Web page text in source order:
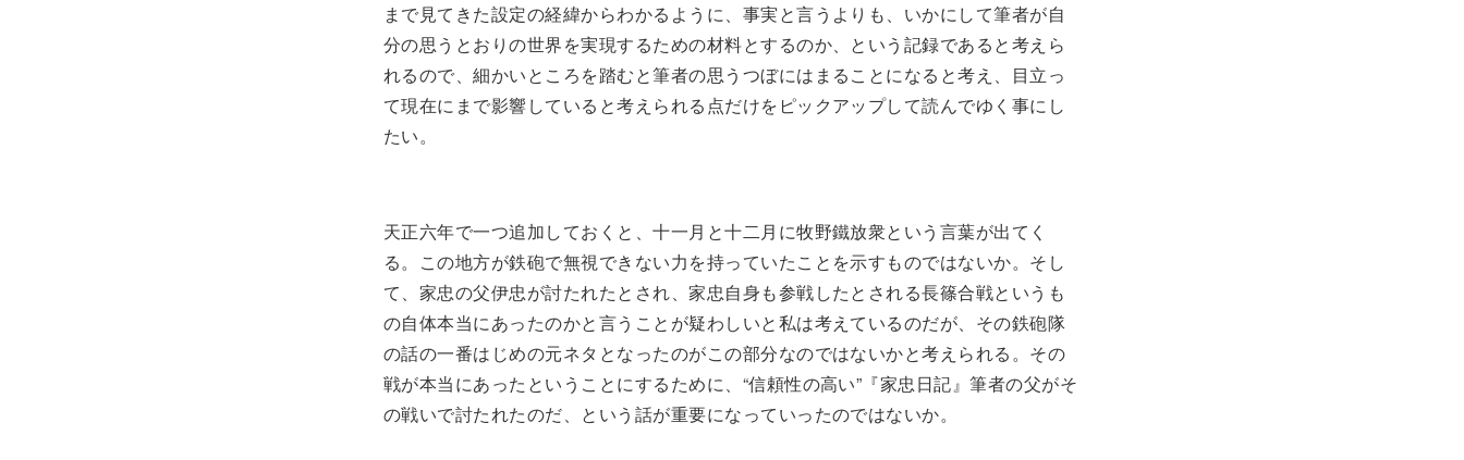
まで見てきた設定の経緯からわかるように、事実と言うよりも、いかにして筆者が自
分の思うとおりの世界を実現するための材料とするのか、という記録であると考えら
れるので、細かいところを踏むと筆者の思うつぼにはまることになると考え、目立っ
て現在にまで影響していると考えられる点だけをピックアップして読んでゆく事にし
たい。
天正六年で一つ追加しておくと、十一月と十二月に牧野鐵放衆という言葉が出てく
る。この地方が鉄砲で無視できない力を持っていたことを示すものではないか。そし
て、家忠の父伊忠が討たれたとされ、家忠自身も参戦したとされる長篠合戦というも
の自体本当にあったのかと言うことが疑わしいと私は考えているのだが、その鉄砲隊
の話の一番はじめの元ネタとなったのがこの部分なのではないかと考えられる。その
戦が本当にあったということにするために、“信頼性の高い”『家忠日記』筆者の父がそ
の戦いで討たれたのだ、という話が重要になっていったのではないか。